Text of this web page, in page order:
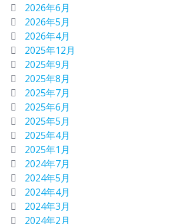
2026年6月
2026年5月
2026年4月
2025年12月
2025年9月
2025年8月
2025年7月
2025年6月
2025年5月
2025年4月
2025年1月
2024年7月
2024年5月
2024年4月
2024年3月
2024年2月